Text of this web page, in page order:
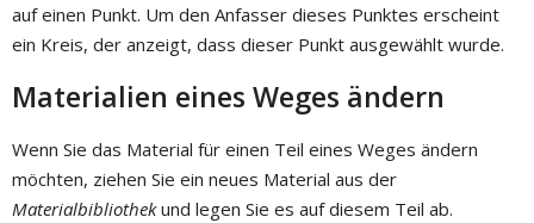
auf einen Punkt. Um den Anfasser dieses Punktes erscheint
ein Kreis, der anzeigt, dass dieser Punkt ausgewählt wurde.
Materialien eines Weges ändern
Wenn Sie das Material für einen Teil eines Weges ändern
möchten, ziehen Sie ein neues Material aus der
Materialbibliothekund legen Sie es auf diesem Teil ab.